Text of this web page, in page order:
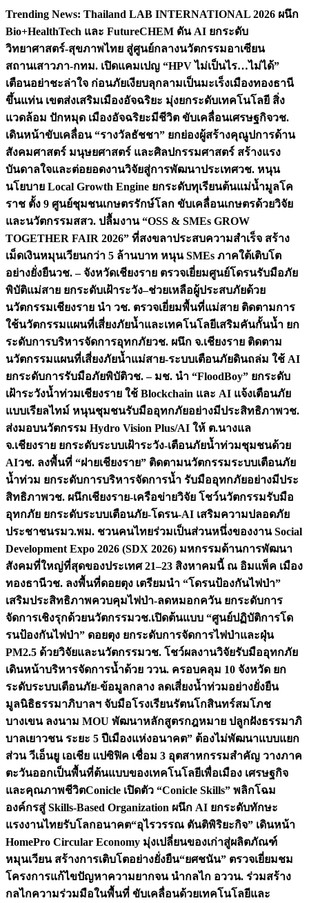
Skip
content
Trending News: Thailand LAB INTERNATIONAL 2026 ผนึก
Bio+HealthTech และ FutureCHEM ดัน AI ยกระดับ
วิทยาศาสตร์-สุขภาพไทย สู่ศูนย์กลางนวัตกรรมอาเซียน
สถานเสาวภา-กทม. เปิดแคมเปญ “HPV ไม่เป็นไร…ไม่ได้”
เตือนอย่าชะล่าใจ ก่อนภัยเงียบลุกลามเป็นมะเร็งเมืองทองธานี
ขึ้นแท่น เขตส่งเสริมเมืองอัจฉริยะ มุ่งยกระดับเทคโนโลยี สิ่ง
แวดล้อม ปักหมุด เมืองอัจฉริยะมีชีวิต ขับเคลื่อนเศรษฐกิจวช.
เดินหน้าขับเคลื่อน “รางวัลธัชชา” ยกย่องผู้สร้างคุณูปการด้าน
สังคมศาสตร์ มนุษยศาสตร์ และศิลปกรรมศาสตร์ สร้างแรง
บันดาลใจและต่อยอดงานวิจัยสู่การพัฒนาประเทศวช. หนุน
นโยบาย Local Growth Engine ยกระดับทุเรียนต้นแม่น้ำมูลโค
ราช ตั้ง 9 ศูนย์ชุมชนเกษตรรักษ์โลก ขับเคลื่อนเกษตรด้วยวิจัย
และนวัตกรรมสสว. ปลื้มงาน “OSS & SMEs GROW
TOGETHER FAIR 2026” ที่สงขลาประสบความสำเร็จ สร้าง
เม็ดเงินหมุนเวียนกว่า 5 ล้านบาท หนุน SMEs ภาคใต้เติบโต
อย่างยั่งยืนวช. – จังหวัดเชียงราย ตรวจเยี่ยมศูนย์โดรนรับมือภัย
พิบัติแม่สาย ยกระดับเฝ้าระวัง–ช่วยเหลือผู้ประสบภัยด้วย
นวัตกรรมเชียงราย นำ วช. ตรวจเยี่ยมพื้นที่แม่สาย ติดตามการ
ใช้นวัตกรรมแผนที่เสี่ยงภัยน้ำและเทคโนโลยีเสริมคันกั้นน้ำ ยก
ระดับการบริหารจัดการอุทกภัยวช. ผนึก จ.เชียงราย ติดตาม
นวัตกรรมแผนที่เสี่ยงภัยน้ำแม่สาย-ระบบเตือนภัยดินถล่ม ใช้ AI
ยกระดับการรับมือภัยพิบัติวช. – มช. นำ “FloodBoy” ยกระดับ
เฝ้าระวังน้ำท่วมเชียงราย ใช้ Blockchain และ AI แจ้งเตือนภัย
แบบเรียลไทม์ หนุนชุมชนรับมืออุทกภัยอย่างมีประสิทธิภาพวช.
ส่งมอบนวัตกรรม Hydro Vision Plus/AI ให้ ต.นางแล
จ.เชียงราย ยกระดับระบบเฝ้าระวัง-เตือนภัยน้ำท่วมชุมชนด้วย
AIวช. ลงพื้นที่ “ฝายเชียงราย” ติดตามนวัตกรรมระบบเตือนภัย
น้ำท่วม ยกระดับการบริหารจัดการน้ำ รับมืออุทกภัยอย่างมีประ
สิทธิภาพวช. ผนึกเชียงราย-เครือข่ายวิจัย โชว์นวัตกรรมรับมือ
อุทกภัย ยกระดับระบบเตือนภัย-โดรน-AI เสริมความปลอดภัย
ประชาชนรมว.พม. ชวนคนไทยร่วมเป็นส่วนหนึ่งของงาน Social
Development Expo 2026 (SDX 2026) มหกรรมด้านการพัฒนา
สังคมที่ใหญ่ที่สุดของประเทศ 21–23 สิงหาคมนี้ ณ อิมแพ็ค เมือง
ทองธานีวช. ลงพื้นที่ดอยตุง เตรียมนำ “โดรนป้องกันไฟป่า”
เสริมประสิทธิภาพควบคุมไฟป่า-ลดหมอกควัน ยกระดับการ
จัดการเชิงรุกด้วยนวัตกรรมวช.เปิดต้นแบบ “ศูนย์ปฏิบัติการโด
รนป้องกันไฟป่า” ดอยตุง ยกระดับการจัดการไฟป่าและฝุ่น
PM2.5 ด้วยวิจัยและนวัตกรรมวช. โชว์ผลงานวิจัยรับมืออุทกภัย
เดินหน้าบริหารจัดการน้ำด้วย ววน. ครอบคลุม 10 จังหวัด ยก
ระดับระบบเตือนภัย-ข้อมูลกลาง ลดเสี่ยงน้ำท่วมอย่างยั่งยืน
มูลนิธิธรรมาภิบาลฯ จับมือโรงเรียนรัตนโกสินทร์สมโภช
บางเขน ลงนาม MOU พัฒนาหลักสูตรกฎหมาย ปลูกฝังธรรมาภิ
บาลเยาวชน ระยะ 5 ปีเมืองแห่งอนาคต” ต้องไม่พัฒนาแบบแยก
ส่วน วีเอ็นยู เอเชีย แปซิฟิค เชื่อม 3 อุตสาหกรรมสำคัญ วางภาค
ตะวันออกเป็นพื้นที่ต้นแบบของเทคโนโลยีเพื่อเมือง เศรษฐกิจ
และคุณภาพชีวิตConicle เปิดตัว “Conicle Skills” พลิกโฉม
องค์กรสู่ Skills-Based Organization ผนึก AI ยกระดับทักษะ
แรงงานไทยรับโลกอนาคต“อุไรวรรณ ตันติพิริยะกิจ” เดินหน้า
HomePro Circular Economy มุ่งเปลี่ยนของเก่าสู่ผลิตภัณฑ์
หมุนเวียน สร้างการเติบโตอย่างยั่งยืน“ยศชนัน” ตรวจเยี่ยมชม
โครงการแก้ไขปัญหาความยากจน นำกลไก อววน. ร่วมสร้าง
กลไกความร่วมมือในพื้นที่ ขับเคลื่อนด้วยเทคโนโลยีและ